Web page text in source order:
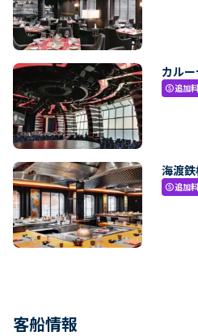
カル
paid追加
海渡
paid追加
客船情報